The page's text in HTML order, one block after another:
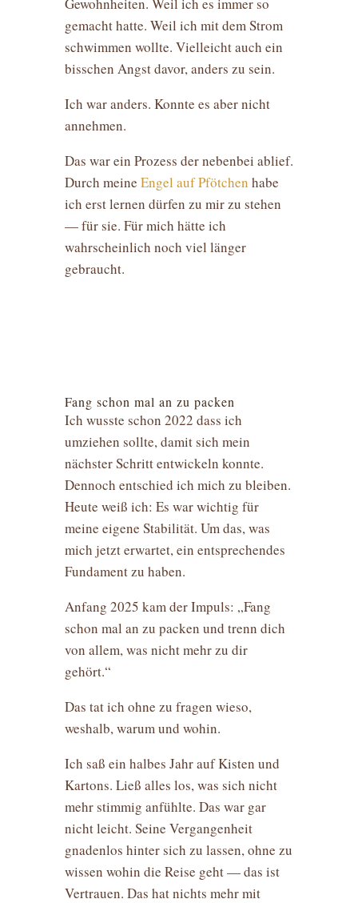
gemacht hatte. Weil ich mit dem Strom
schwimmen wollte. Vielleicht auch ein
bisschen Angst davor, anders zu sein.
Ich war anders. Konnte es aber nicht
annehmen.
Das war ein Prozess der nebenbei ablief.
Durch meine Engel auf Pfötchen habe
ich erst lernen dürfen zu mir zu stehen
— für sie. Für mich hätte ich
wahrscheinlich noch viel länger
gebraucht.
Fang schon mal an zu packen
Ich wusste schon 2022 dass ich
umziehen sollte, damit sich mein
nächster Schritt entwickeln konnte.
Dennoch entschied ich mich zu bleiben.
Heute weiß ich: Es war wichtig für
meine eigene Stabilität. Um das, was
mich jetzt erwartet, ein entsprechendes
Fundament zu haben.
Anfang 2025 kam der Impuls: „Fang
schon mal an zu packen und trenn dich
von allem, was nicht mehr zu dir
gehört.“
Das tat ich ohne zu fragen wieso,
weshalb, warum und wohin.
Ich saß ein halbes Jahr auf Kisten und
Kartons. Ließ alles los, was sich nicht
mehr stimmig anfühlte. Das war gar
nicht leicht. Seine Vergangenheit
gnadenlos hinter sich zu lassen, ohne zu
wissen wohin die Reise geht — das ist
Vertrauen. Das hat nichts mehr mit